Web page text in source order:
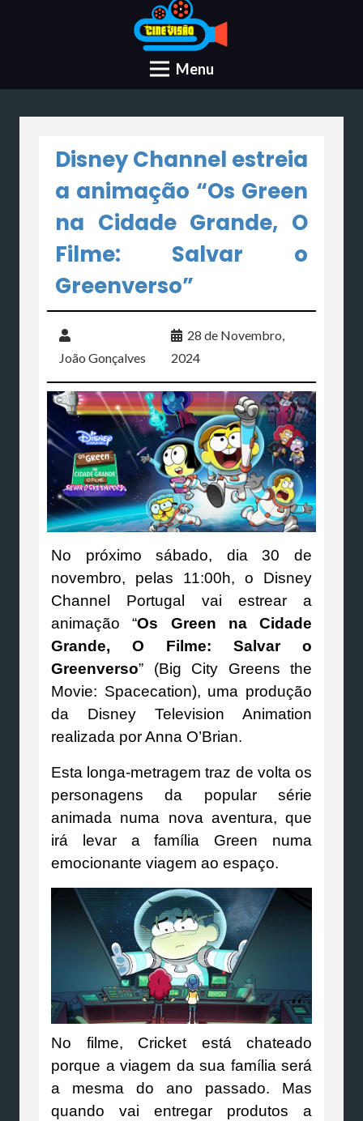
Menu
Disney Channel estreia
a animação “Os Green
na Cidade Grande, O
Filme: Salvar o
Greenverso”
João Gonçalves
28 de Novembro,
2024
No próximo sábado, dia 30 de
novembro, pelas 11:00h, o Disney
Channel Portugal vai estrear a
animação “Os Green na Cidade
Grande, O Filme: Salvar o
Greenverso” (Big City Greens the
Movie: Spacecation), uma produção
da Disney Television Animation
realizada por Anna O’Brian.
Esta longa-metragem traz de volta os
personagens da popular série
animada numa nova aventura, que
irá levar a família Green numa
emocionante viagem ao espaço.
No filme, Cricket está chateado
porque a viagem da sua família será
a mesma do ano passado. Mas
quando vai entregar produtos a